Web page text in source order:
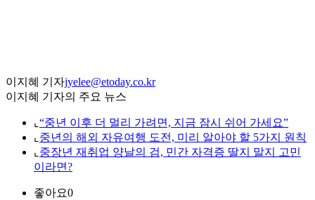
이지혜 기자jyelee@etoday.co.kr
이지혜 기자의 주요 뉴스
⌞ “중년 이후 더 멀리 가려면, 지금 잠시 쉬어 가세요”
⌞ 중년의 해외 자유여행 도전, 미리 알아야 할 5가지 원칙
⌞ 중장년 재취업 양날의 검, 민간 자격증 딸지 말지 고민
이라면?
좋아요0